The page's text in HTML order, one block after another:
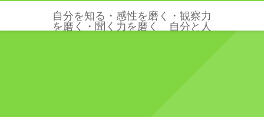
自分を知る・感性を磨く・観察力
を磨く・聞く力を磨く 自分と人